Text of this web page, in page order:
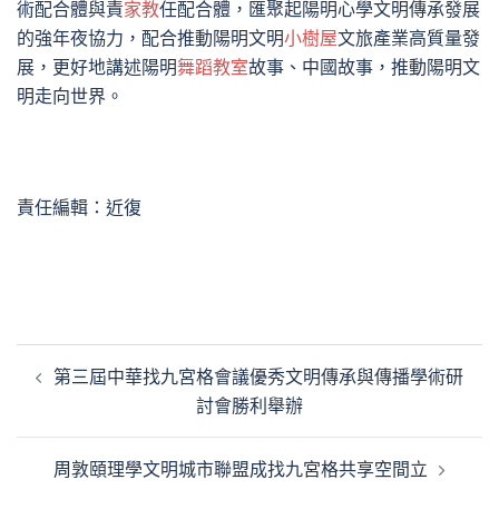
術配合體與責家教任配合體，匯聚起陽明心學文明傳承發展
的強年夜協力，配合推動陽明文明小樹屋文旅產業高質量發
展，更好地講述陽明舞蹈教室故事、中國故事，推動陽明文
明走向世界。
責任編輯：近復
章 第三屆中華找九宮格會議優秀文明傳承與傳播學術研
討會勝利舉辦
周敦頤理學文明城市聯盟成找九宮格共享空間立